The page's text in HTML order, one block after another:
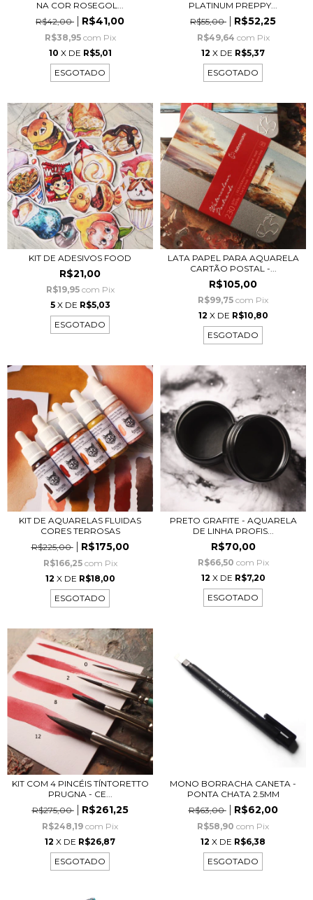
NA COR ROSEGOL...
R$42,00
R$41,00
R$38,95 com Pix
10 X DE R$5,01
ESGOTADO
PLATINUM PREPPY...
R$55,00
R$52,25
R$49,64 com Pix
12 X DE R$5,37
ESGOTADO
KIT DE ADESIVOS FOOD
R$21,00
R$19,95 com Pix
5 X DE R$5,03
ESGOTADO
LATA PAPEL PARA AQUARELA
CARTÃO POSTAL -...
R$105,00
R$99,75 com Pix
12 X DE R$10,80
ESGOTADO
KIT DE AQUARELAS FLUIDAS
CORES TERROSAS
R$225,00
R$175,00
R$166,25 com Pix
12 X DE R$18,00
ESGOTADO
PRETO GRAFITE - AQUARELA
DE LINHA PROFIS...
R$70,00
R$66,50 com Pix
12 X DE R$7,20
ESGOTADO
KIT COM 4 PINCÉIS TÍNTORETTO
PRUGNA - CE...
R$275,00
R$261,25
R$248,19 com Pix
12 X DE R$26,87
ESGOTADO
MONO BORRACHA CANETA -
PONTA CHATA 2.5MM
R$63,00
R$62,00
R$58,90 com Pix
12 X DE R$6,38
ESGOTADO